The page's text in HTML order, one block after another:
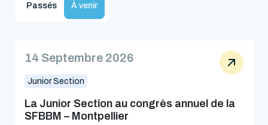
Passés À venir
14 Septembre 2026
Junior Section
La Junior Section au congrès annuel de la
SFBBM – Montpellier